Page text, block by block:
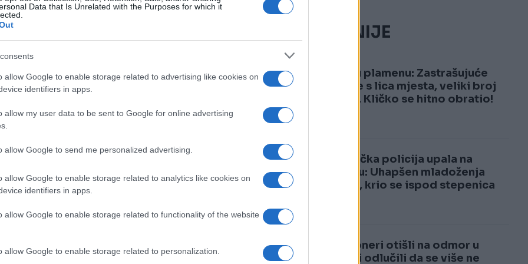
Data that Is Unrelated with the Purposes for which it
allow Google to enable storage related to advertising like cookies on
identifiers in apps.
allow my user data to be sent to Google for online advertising
allow Google to send me personalized advertising.
allow Google to enable storage related to analytics like cookies on
identifiers in apps.
allow Google to enable storage related to functionality of the website
allow Google to enable storage related to personalization.
istoku, nadovezujući se na historijske
da će biti nemoguće, a sada ćemo početi da ih
svidjelo" ono što je uradio s pojedinim
osobama.
većinom koji su prisustvovali iftaru,
prijateljima na svjetlijoj budućnosti i mislim
kao nikada do sada, a u Bijeloj kući imate
NAJČITANIJE
1
Kijev u plamenu: Zastrašujuće
snimke s lica mjesta, veliki broj
žrtava, Kličko se hitno obratio!
2
Njemačka policija upala na
svadbu: Uhapšen mladoženja
Marko, krio se ispod stepenica
Penzioneri otišli na odmor u
Italiju i odlučili da se više ne